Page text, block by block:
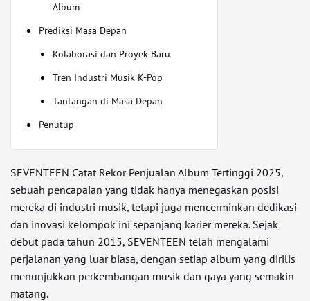
Album
Prediksi Masa Depan
Kolaborasi dan Proyek Baru
Tren Industri Musik K-Pop
Tantangan di Masa Depan
Penutup
SEVENTEEN Catat Rekor Penjualan Album Tertinggi 2025,
sebuah pencapaian yang tidak hanya menegaskan posisi
mereka di industri musik, tetapi juga mencerminkan dedikasi
dan inovasi kelompok ini sepanjang karier mereka. Sejak
debut pada tahun 2015, SEVENTEEN telah mengalami
perjalanan yang luar biasa, dengan setiap album yang dirilis
menunjukkan perkembangan musik dan gaya yang semakin
matang.